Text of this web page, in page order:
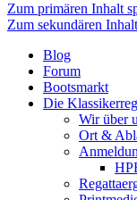
Zum primären Inhalt
Zum sekundären
Blog
Forum
Bootsmarkt
Die
Wir über
Ort &